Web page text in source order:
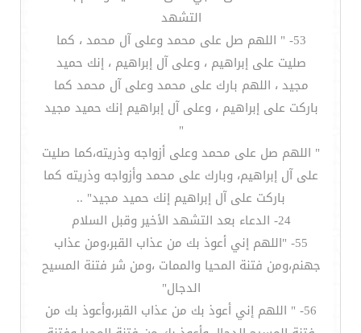
التشهد
53- " اللهم صل على محمد وعلى آل محمد ، كما
صليت على إبراهيم ، وعلى آل إبراهيم ، إنك حميد
مجيد ، اللهم بارك على محمد وعلى آل محمد كما
باركت على إبراهيم ، وعلى آل إبراهيم إنك حميد مجيد
"
" اللهم صل على محمد وعلى أزواجه وذريته،كما صليت
على آل إبراهيم، وبارك على محمد وأزواجه وذريته كما
باركت على آل إبراهيم إنك حميد مجيد" ..
24- الدعاء بعد التشهد الأخير وقبل السلام
55- "اللهم إني أعوذ بك من عذاب القبر،ومن عذاب
جهنم،ومن فتنة المحيا والممات ،ومن شر فتنة المسيح
الدجال"
56- " اللهم إني أعوذ بك من عذاب القبر،وأعوذ بك من